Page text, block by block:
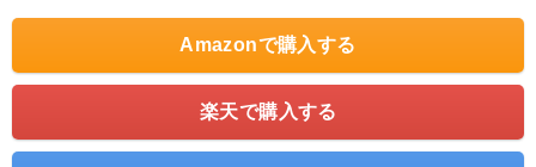
Amazonで購入する
楽天で購入する